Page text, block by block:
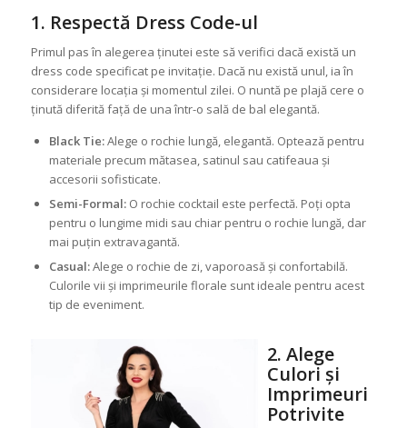
1. Respectă Dress Code-ul
Primul pas în alegerea ținutei este să verifici dacă există un
dress code specificat pe invitație. Dacă nu există unul, ia în
considerare locația și momentul zilei. O nuntă pe plajă cere o
ținută diferită față de una într-o sală de bal elegantă.
Black Tie:Alege o rochie lungă, elegantă. Optează pentru
materiale precum mătasea, satinul sau catifeaua și
accesorii sofisticate.
Semi-Formal:O rochie cocktail este perfectă. Poți opta
pentru o lungime midi sau chiar pentru o rochie lungă, dar
mai puțin extravagantă.
Casual:Alege o rochie de zi, vaporoasă și confortabilă.
Culorile vii și imprimeurile florale sunt ideale pentru acest
tip de eveniment.
2. Alege
Culori și
Imprimeuri
Potrivite